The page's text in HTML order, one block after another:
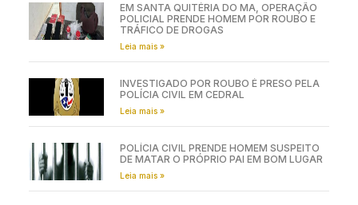
EM SANTA QUITÉRIA DO MA, OPERAÇÃO
POLICIAL PRENDE HOMEM POR ROUBO E
TRÁFICO DE DROGAS
Leia mais »
INVESTIGADO POR ROUBO É PRESO PELA
POLÍCIA CIVIL EM CEDRAL
Leia mais »
POLÍCIA CIVIL PRENDE HOMEM SUSPEITO
DE MATAR O PRÓPRIO PAI EM BOM LUGAR
Leia mais »